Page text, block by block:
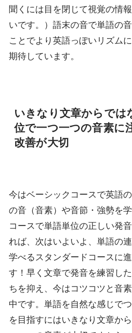
聞くには目を閉じて視覚の情
いです。）語末の音で単語の
ことでより英語っぽいリズム
期待しています。
いきなり文章からでは
位で一つ一つの音素に
改善が大切
今はベーシックコースで英語
の音（音素）や音節・強勢を
コースで単語単位の正しい発
れば、次はいよいよ、単語の
学べるスタンダードコースに
す！早く文章で発音を練習し
ちを抑え、今はコツコツと音
中です。単語を自然な感じで
を目指すにはいきなり文章か